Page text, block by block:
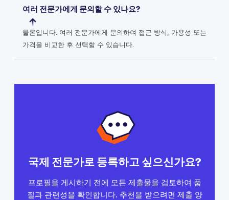
여러 전문가에게 문의할 수 있나요?
물론입니다. 여러 전문가에게 문의하여 접근 방식, 가용성 또는
가격을 비교한 후 선택할 수 있습니다.
국제 전문가로 등록하고 싶으신가요?
프로필을 게시하기 전에 모든 제출물을 검토하여 품
질과 관련성을 확인합니다. 추천을 받으려면 제출 양